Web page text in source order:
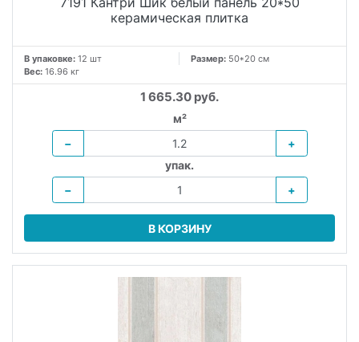
керамическая плитка
В упаковке: 12 шт Размер: 50*20 см
Вес: 16.96 кг
1 665.30 руб.
м²
−
+
упак.
−
+
В КОРЗИНУ